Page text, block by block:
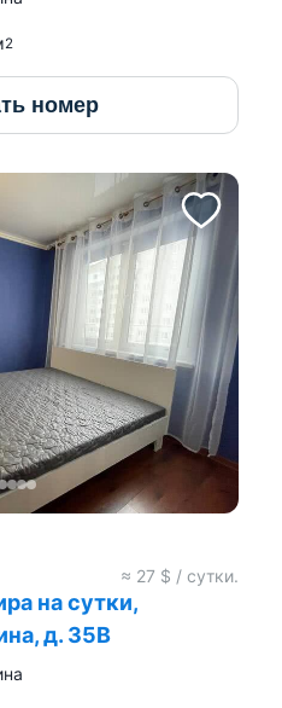
2
номер
≈ 27 $ / сутки.
на сутки,
д. 35B